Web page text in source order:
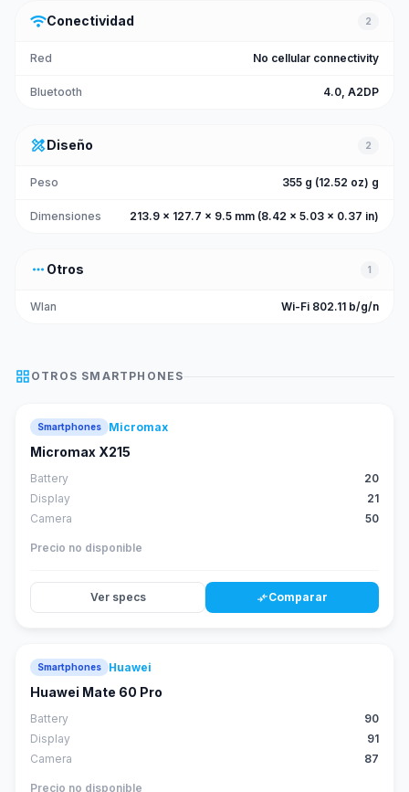
wifiConectividad 2
Red No cellular connectivity
Bluetooth 4.0, A2DP
design_servicesDiseño 2
Peso 355 g (12.52 oz) g
Dimensiones 213.9 x 127.7 x 9.5 mm (8.42 x 5.03 x 0.37 in)
more_horiz Otros 1
Wlan Wi-Fi 802.11 b/g/n
grid_view OTROS SMARTPHONES
Smartphones Micromax
Micromax X215
Battery
20
Display
21
Camera
50
Precio no disponible
Ver specs compare_arrowsComparar
Smartphones Huawei
Huawei Mate 60 Pro
Battery
90
Display
91
Camera
87
Precio no disponible